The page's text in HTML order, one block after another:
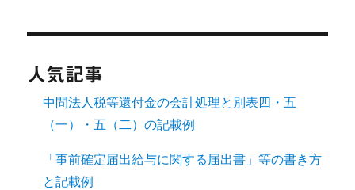
人気記事
中間法人税等還付金の会計処理と別表四・五
（一）・五（二）の記載例
「事前確定届出給与に関する届出書」等の書き方
と記載例